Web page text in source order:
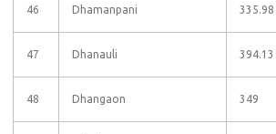
46 Dhamanpani 335.98
47 Dhanauli 394.13
48 Dhangaon 349